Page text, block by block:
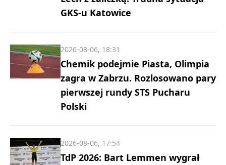
GKS-u Katowice
Chemik podejmie Piasta, Olimpia
zagra w Zabrzu. Rozlosowano pary
pierwszej rundy STS Pucharu
Polski
2026-08-06, 18:31
TdP 2026: Bart Lemmen wygrał
2026-08-06, 17:54